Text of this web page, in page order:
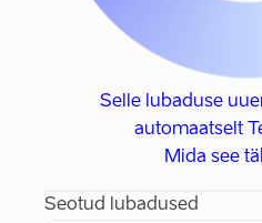
Selle lubaduse
automaatselt
Mida see
Seotud lubadused